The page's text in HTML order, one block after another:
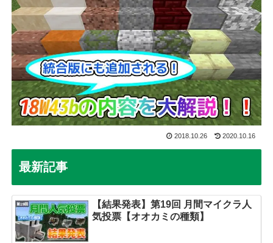
2018.10.26 2020.10.16
最新記事
【結果発表】第19回 月間マイクラ人
気投票【オオカミの種類】